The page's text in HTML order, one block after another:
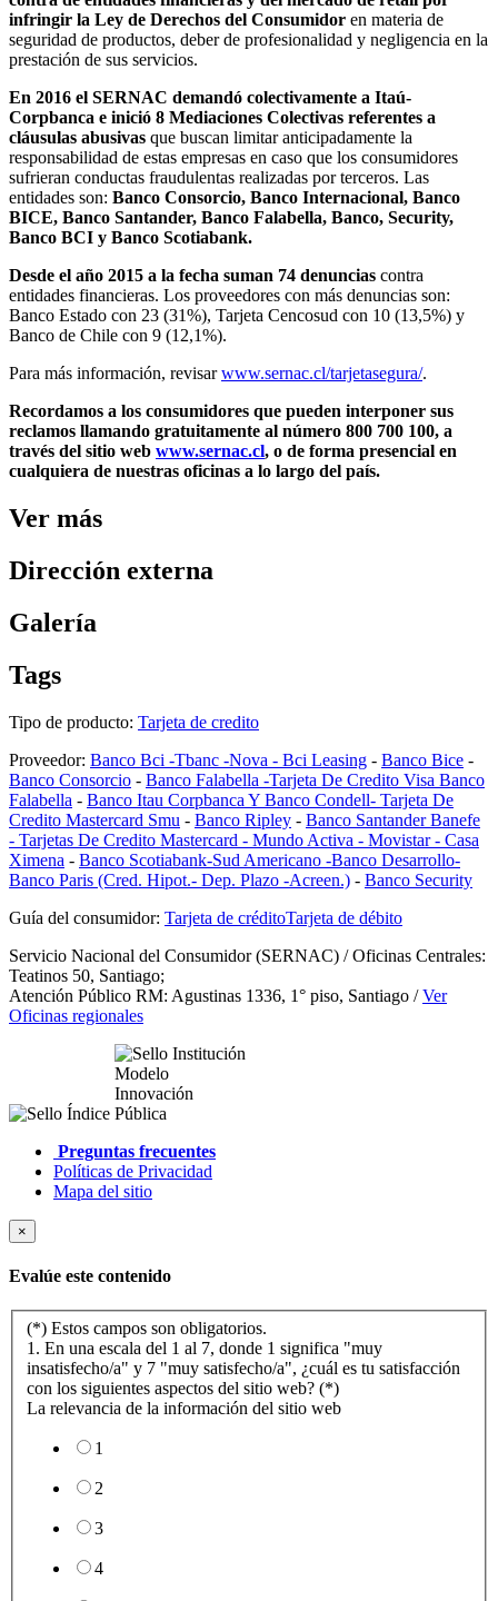
infringir la Ley de Derechos del Consumidor en materia de
seguridad de productos, deber de profesionalidad y negligencia en la
prestación de sus servicios.
En 2016 el SERNAC demandó colectivamente a Itaú-
Corpbanca e inició 8 Mediaciones Colectivas referentes a
cláusulas abusivas que buscan limitar anticipadamente la
responsabilidad de estas empresas en caso que los consumidores
sufrieran conductas fraudulentas realizadas por terceros. Las
entidades son: Banco Consorcio, Banco Internacional, Banco
BICE, Banco Santander, Banco Falabella, Banco, Security,
Banco BCI y Banco Scotiabank.
Desde el año 2015 a la fecha suman 74 denuncias contra
entidades financieras. Los proveedores con más denuncias son:
Banco Estado con 23 (31%), Tarjeta Cencosud con 10 (13,5%) y
Banco de Chile con 9 (12,1%).
Para más información, revisarwww.sernac.cl/tarjetasegura/.
Recordamos a los consumidores que pueden interponer sus
reclamos llamando gratuitamente al número 800 700 100, a
través del sitio web www.sernac.cl, o de forma presencial en
cualquiera de nuestras oficinas a lo largo del país.
Ver más
Dirección externa
Galería
Tags
Tipo de producto: Tarjeta de credito
Proveedor: Banco Bci -Tbanc -Nova - Bci Leasing - Banco Bice -
Banco Consorcio - Banco Falabella -Tarjeta De Credito Visa Banco
Falabella - Banco Itau Corpbanca Y Banco Condell- Tarjeta De
Credito Mastercard Smu - Banco Ripley - Banco Santander Banefe
- Tarjetas De Credito Mastercard - Mundo Activa - Movistar - Casa
Ximena - Banco Scotiabank-Sud Americano -Banco Desarrollo-
Banco Paris (Cred. Hipot.- Dep. Plazo -Acreen.) - Banco Security
Guía del consumidor: Tarjeta de créditoTarjeta de débito
Servicio Nacional del Consumidor (SERNAC) / Oficinas Centrales:
Teatinos 50, Santiago;
Atención Público RM: Agustinas 1336, 1° piso, Santiago /Ver
Oficinas regionales
Preguntas frecuentes
Políticas de Privacidad
Mapa del sitio
×
Evalúe este contenido
(*) Estos campos son obligatorios.
1. En una escala del 1 al 7, donde 1 significa "muy
insatisfecho/a" y 7 "muy satisfecho/a", ¿cuál es tu satisfacción
con los siguientes aspectos del sitio web? (*)
La relevancia de la información del sitio web
1
2
3
4